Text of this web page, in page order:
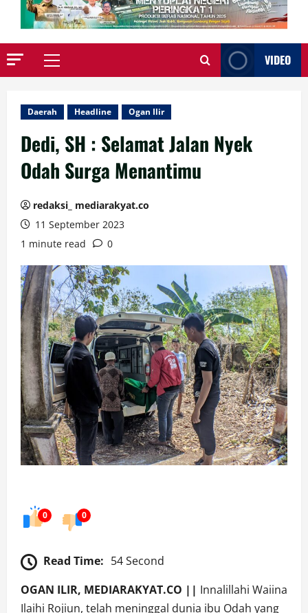
Primary
VIDEO
Daerah Headline Ogan Ilir
Dedi, SH : Selamat Jalan Nyek
Odah Surga Menantimu
redaksi_ mediarakyat.co
11 September 2023
1 minute read
0
0 0
Read Time: 54 Second
OGAN ILIR, MEDIARAKYAT.CO || Innalillahi Waiina
Ilaihi Rojiun, telah meninggal dunia ibu Odah yang